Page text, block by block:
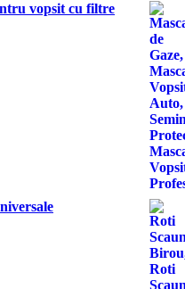
vopsit cu filtre